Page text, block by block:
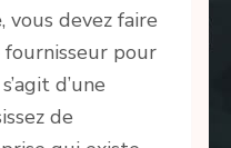
, vous devez faire
fournisseur pour
d’une
de